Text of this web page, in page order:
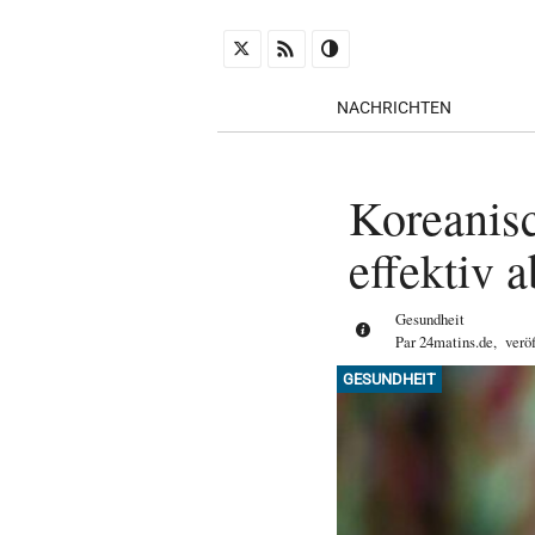
NACHRICHTEN
effektiv
Gesundheit
Par24matins.de,
GESUNDHEIT